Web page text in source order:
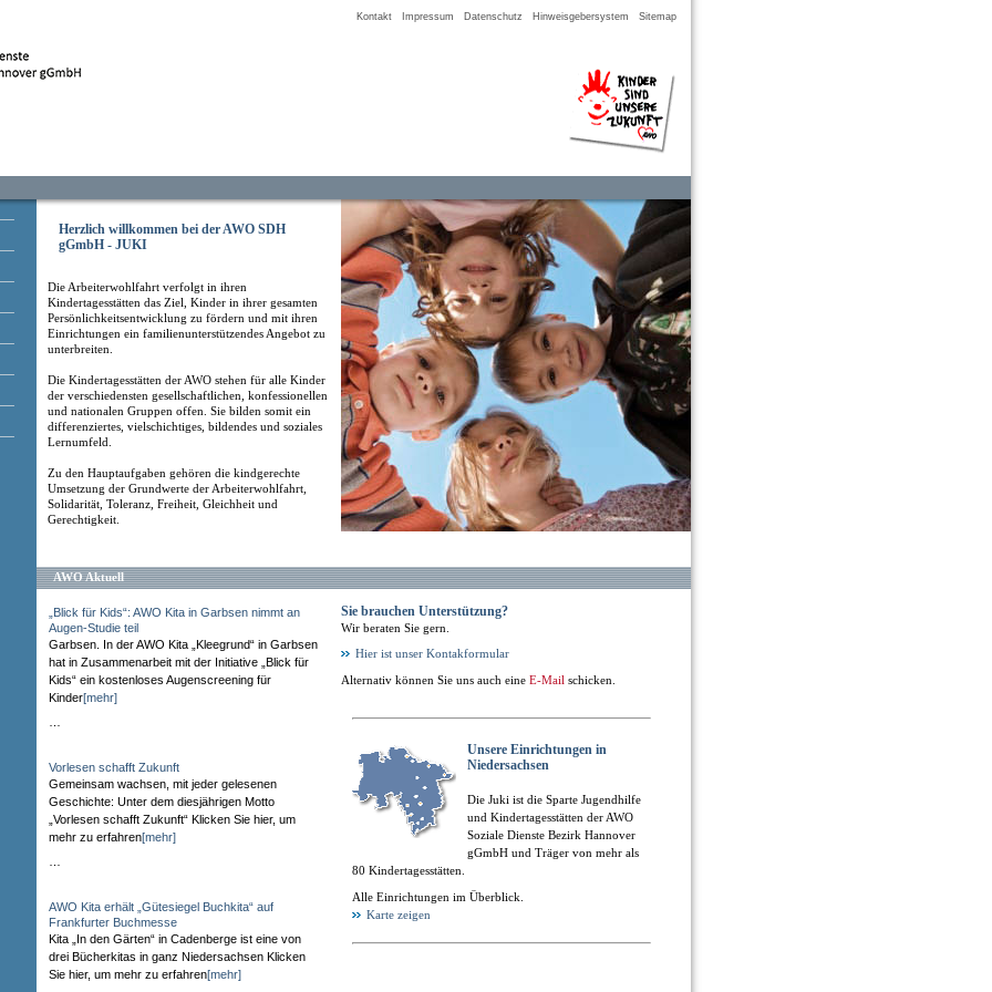
Kontakt Impressum Datenschutz Hinweisgebersystem Sitemap
Herzlich willkommen bei der AWO SDH
gGmbH - JUKI
Die Arbeiterwohlfahrt verfolgt in ihren
Kindertagesstätten das Ziel, Kinder in ihrer gesamten
Persönlichkeitsentwicklung zu fördern und mit ihren
Einrichtungen ein familienunterstützendes Angebot zu
unterbreiten.
Die Kindertagesstätten der AWO stehen für alle Kinder
der verschiedensten gesellschaftlichen, konfessionellen
und nationalen Gruppen offen. Sie bilden somit ein
differenziertes, vielschichtiges, bildendes und soziales
Lernumfeld.
Zu den Hauptaufgaben gehören die kindgerechte
Umsetzung der Grundwerte der Arbeiterwohlfahrt,
Solidarität, Toleranz, Freiheit, Gleichheit und
Gerechtigkeit.
AWO Aktuell
„Blick für Kids“: AWO Kita in Garbsen nimmt an
Augen-Studie teil
Garbsen. In der AWO Kita „Kleegrund“ in Garbsen
hat in Zusammenarbeit mit der Initiative „Blick für
Kids“ ein kostenloses Augenscreening für
Kinder[mehr]
Vorlesen schafft Zukunft
Gemeinsam wachsen, mit jeder gelesenen
Geschichte: Unter dem diesjährigen Motto
„Vorlesen schafft Zukunft“ Klicken Sie hier, um
mehr zu erfahren[mehr]
AWO Kita erhält „Gütesiegel Buchkita“ auf
Frankfurter Buchmesse
Kita „In den Gärten“ in Cadenberge ist eine von
drei Bücherkitas in ganz Niedersachsen Klicken
Sie hier, um mehr zu erfahren[mehr]
Sie brauchen Unterstützung?
Wir beraten Sie gern.
Hier ist unser Kontakformular
Alternativ können Sie uns auch eine E-Mail schicken.
Unsere Einrichtungen in
Niedersachsen
Die Juki ist die Sparte Jugendhilfe
und Kindertagesstätten der AWO
Soziale Dienste Bezirk Hannover
gGmbH und Träger von mehr als
80 Kindertagesstätten.
Alle Einrichtungen im Überblick.
Karte zeigen